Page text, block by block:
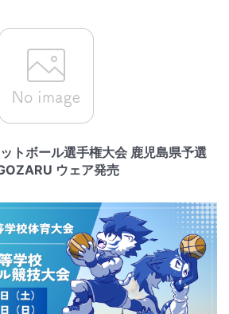
トボール選手権大会 鹿児島県予選
ウェア発売